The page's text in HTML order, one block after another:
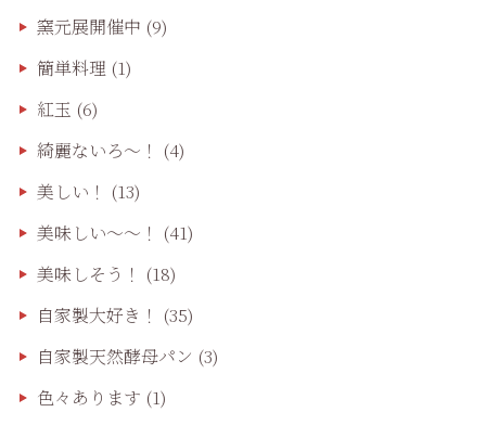
窯元展開催中 (9)
簡単料理 (1)
紅玉 (6)
綺麗ないろ～！ (4)
美しい！ (13)
美味しい〜〜！ (41)
美味しそう！ (18)
自家製大好き！ (35)
自家製天然酵母パン (3)
色々あります (1)